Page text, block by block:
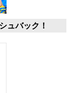
ュバック！